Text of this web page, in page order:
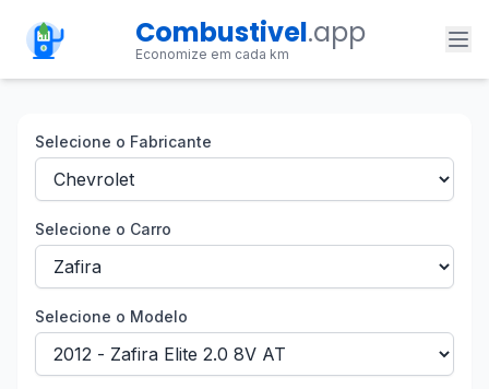
Combustivel.app
Economize em cada km
Selecione o Fabricante
Selecione o Carro
Selecione o Modelo